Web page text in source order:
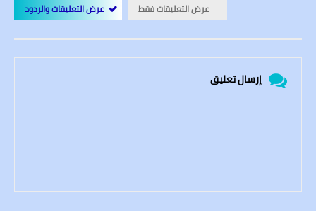
عرض التعليقات فقط
عرض التعليقات والردود
إرسال تعليق